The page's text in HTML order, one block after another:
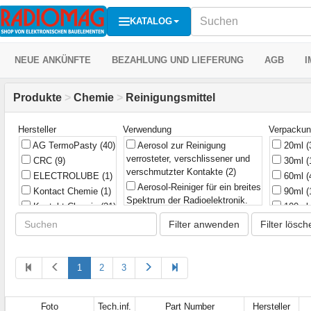
KATALOG
NEUE ANKÜNFTE BEZAHLUNG UND LIEFERUNG AGB
Produkte > Chemie > Reinigungsmittel
Hersteller
AG TermoPasty (40)
CRC (9)
ELECTROLUBE (1)
Kontact Chemie (1)
Kontakt Chemie(21)
Mechanic
PRF(6)
Solins
ПМ(1)
Verwendung
Aerosol zur Reinigung
verrosteter, verschlissener und
verschmutzter Kontakte (2)
Aerosol-Reiniger für ein breites
Spektrum der Radioelektronik.
Eine Mischung aus fünf aktiven
Komponenten zur Reinigung von
Fluorkohlenwasserstoffe
Aerosol-Reiniger für ein breites
Spektrum der Radioelektronik.
Entfernt zuverlässig und schnell
20ml
30ml
60ml
90ml
100ml
200ml
220ml
0.5l(1)
Filter anwenden Filter
1 2 3
Foto Tech.inf. Part Number Hersteller